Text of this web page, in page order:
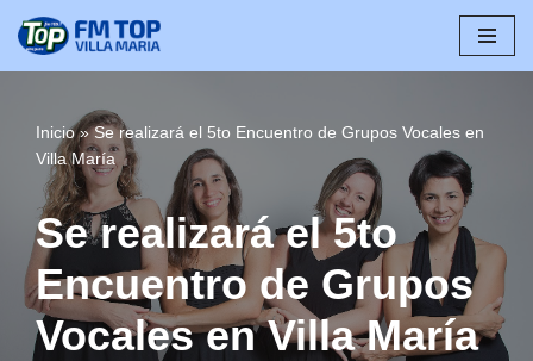
contenido
Inicio»Se realizará el 5to Encuentro de Grupos Vocales en
Villa María
Se realizará el 5to
Encuentro de Grupos
Vocales en Villa María